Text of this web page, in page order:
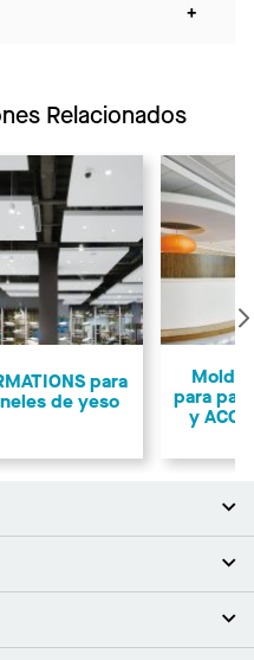
+
Relacionados
para
de yeso
para
y